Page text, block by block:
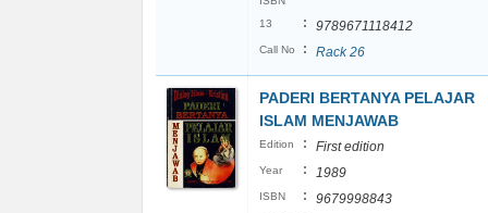
13
: 9789671118412
Call No : Rack 26
PADERI BERTANYA PELAJAR
ISLAM MENJAWAB
Edition : First edition
Year : 1989
ISBN : 9679998843